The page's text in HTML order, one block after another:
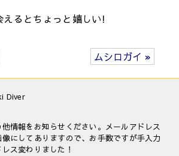
とちょっと嬉しい!
ムシロガイ »
Diver
情報をお知らせください。メールアドレス
にしてありますので、お手数ですが手入力
ス変わりました！